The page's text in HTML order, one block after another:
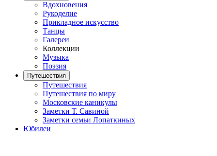
Вдохновения
Рукоделие
Прикладное искусство
Танцы
Галереи
Коллекции
Музыка
Поэзия
Путешествия
Путешествия
Путешествия по миру
Московские каникулы
Заметки Т. Савиной
Заметки семьи Лопаткиных
Юбилеи